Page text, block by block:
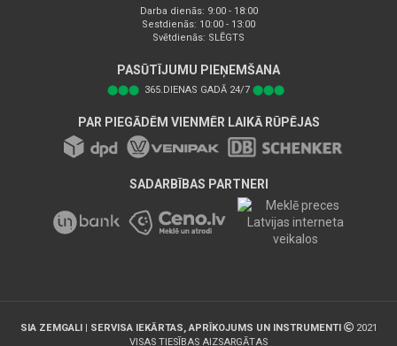
Darba dienās: 9:00 - 18:00
Sestdienās: 10:00 - 13:00
Svētdienās: SLĒGTS
PASŪTĪJUMU PIEŅEMŠANA
⬤⬤⬤ 365.DIENAS GADĀ 24/7 ⬤⬤⬤
PAR PIEGĀDĒM VIENMĒR LAIKĀ RŪPĒJAS
SADARBĪBAS PARTNERI
SIA ZEMGALI | SERVISA IEKĀRTAS, APRĪKOJUMS UN INSTRUMENTI
2021
VISAS TIESĪBAS AIZSARGĀTAS